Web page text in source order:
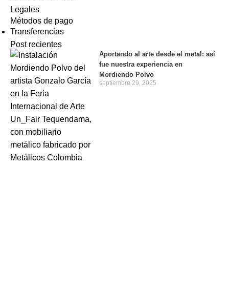
Legales
Métodos de pago
Transferencias
Post recientes
Aportando al arte desde el metal: así
fue nuestra experiencia en
Mordiendo Polvo
septiembre 29, 2025